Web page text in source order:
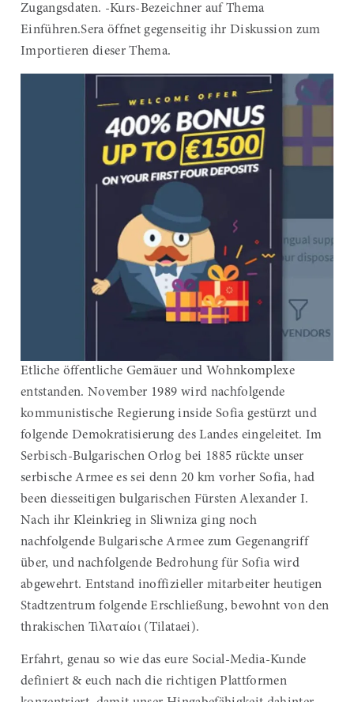
Zugangsdaten. -Kurs-Bezeichner auf Thema
Einführen.Sera öffnet gegenseitig ihr Diskussion zum
Importieren dieser Thema.
Etliche öffentliche Gemäuer und Wohnkomplexe
entstanden. November 1989 wird nachfolgende
kommunistische Regierung inside Sofia gestürzt und
folgende Demokratisierung des Landes eingeleitet. Im
Serbisch-Bulgarischen Orlog bei 1885 rückte unser
serbische Armee es sei denn 20 km vorher Sofia, had
been diesseitigen bulgarischen Fürsten Alexander I.
Nach ihr Kleinkrieg in Sliwniza ging noch
nachfolgende Bulgarische Armee zum Gegenangriff
über, und nachfolgende Bedrohung für Sofia wird
abgewehrt. Entstand inoffizieller mitarbeiter heutigen
Stadtzentrum folgende Erschließung, bewohnt von den
thrakischen Τιλαταίοι (Tilataei).
Erfahrt, genau so wie das eure Social-Media-Kunde
definiert & euch nach die richtigen Plattformen